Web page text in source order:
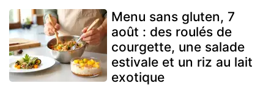
Menu sans gluten, 7
août : des roulés de
courgette, une salade
estivale et un riz au lait
exotique